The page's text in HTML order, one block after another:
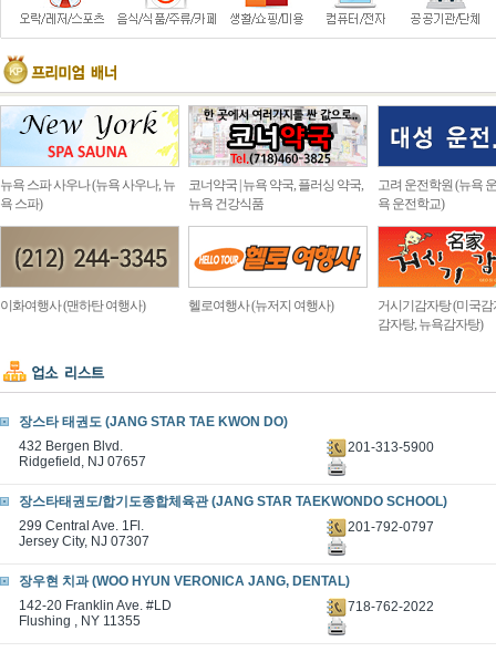
뉴욕 스파 사우나 (뉴욕 사우나, 뉴
욕 스파)
코너약국 | 뉴욕 약국, 플러싱 약국,
뉴욕 건강식품
고려 운전학원 (뉴욕
욕 운전학교)
이화여행사 (맨하탄 여행사) 헬로여행사 (뉴저지 여행사)
거시기감자탕 (미국감
감자탕, 뉴욕감자탕)
장스타 태권도 (JANG STAR TAE KWON DO)
432 Bergen Blvd.
Ridgefield, NJ 07657
201-313-5900
장스타태권도/합기도종합체육관 (JANG STAR TAEKWONDO SCHOOL)
299 Central Ave. 1Fl.
Jersey City, NJ 07307
201-792-0797
장우현 치과 (WOO HYUN VERONICA JANG, DENTAL)
142-20 Franklin Ave. #LD
Flushing , NY 11355
718-762-2022